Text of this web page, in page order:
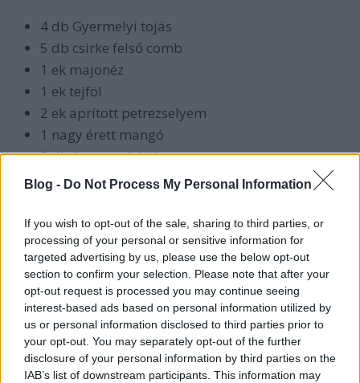
Blog - Do Not Process My Personal Information
If you wish to opt-out of the sale, sharing to third parties, or
processing of your personal or sensitive information for
targeted advertising by us, please use the below opt-out
section to confirm your selection. Please note that after your
opt-out request is processed you may continue seeing
interest-based ads based on personal information utilized by
us or personal information disclosed to third parties prior to
your opt-out. You may separately opt-out of the further
disclosure of your personal information by third parties on the
IAB’s list of downstream participants. This information may
4 db Gyermelyi tojás
5 db csirke felső comb
1 ek majonéz
1 ek tejföl
2 ek aprított petrezselyem
1 nagy érett mangó
2 db érett avokádó
1 kis fej lila hagyma
fél citrom leve
1 csipet chili
só
1 ek húsfűszer
Elkészítés:
A tojásokat megfőztem, leszedtem a héját, majd egy
robotgépben a kockázott lila hagymával együtt